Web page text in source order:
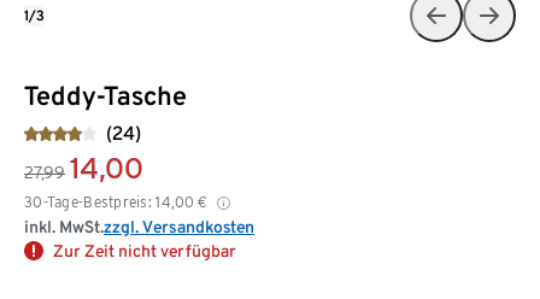
Teddy-Tasche
(24)
27,99 14,00
30-Tage-Bestpreis: 14,00 €
inkl. MwSt.zzgl. Versandkosten
Zur Zeit nicht verfügbar
1/3